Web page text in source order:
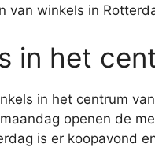
van winkels in
in het
in het centrum
openen de
is er koopavond